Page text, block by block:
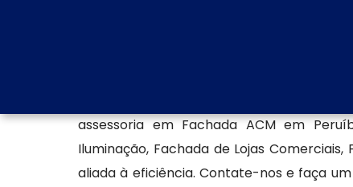
destaca no setor de FACHADAS DE
assessoria em Fachada ACM em
Iluminação, Fachada de Lojas
aliada à eficiência. Contate-nos e faça